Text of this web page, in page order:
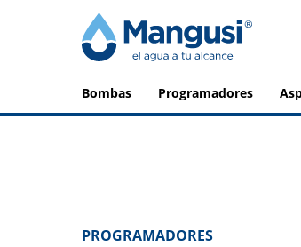
bombas programadores
PROGRAMADORES